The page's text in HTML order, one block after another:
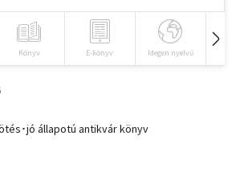
Könyv E-könyv Idegen nyelvű
･jó állapotú antikvár könyv